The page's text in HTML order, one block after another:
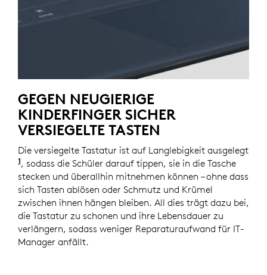
GEGEN NEUGIERIGE
KINDERFINGER SICHER
VERSIEGELTE TASTEN
Die versiegelte Tastatur ist auf Langlebigkeit ausgelegt
1Basierend auf branchenweiten Empfehlungen
, sodass die Schüler darauf tippen, sie in die Tasche
stecken und überallhin mitnehmen können – ohne dass
sich Tasten ablösen oder Schmutz und Krümel
zwischen ihnen hängen bleiben. All dies trägt dazu bei,
die Tastatur zu schonen und ihre Lebensdauer zu
verlängern, sodass weniger Reparaturaufwand für IT-
Manager anfällt.